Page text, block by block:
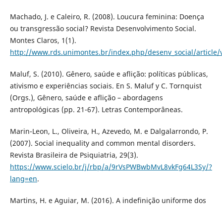
Machado, J. e Caleiro, R. (2008). Loucura feminina: Doença
ou transgressão social? Revista Desenvolvimento Social.
Montes Claros, 1(1).
http://www.rds.unimontes.br/index.php/desenv_social/article/
Maluf, S. (2010). Gênero, saúde e aflição: políticas públicas,
ativismo e experiências sociais. En S. Maluf y C. Tornquist
(Orgs.), Gênero, saúde e aflição – abordagens
antropológicas (pp. 21-67). Letras Contemporâneas.
Marin-Leon, L., Oliveira, H., Azevedo, M. e Dalgalarrondo, P.
(2007). Social inequality and common mental disorders.
Revista Brasileira de Psiquiatria, 29(3).
https://www.scielo.br/j/rbp/a/9rVsPWBwbMvL8vkFg64L3Sy/?
lang=en.
Martins, H. e Aguiar, M. (2016). A indefinição uniforme dos